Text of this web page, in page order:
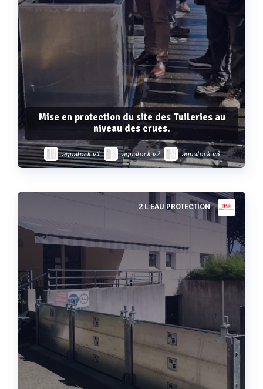
Mise en protection du site des Tuileries au
niveau des crues.
aqualock v1 aqualock v2 aqualock v3
Voir plus2 L EAU PROTECTION